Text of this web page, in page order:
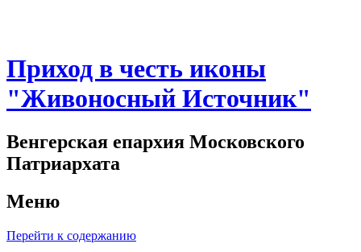
Приход в честь иконы
"Живоносный Источник"
Венгерская епархия Московского
Патриархата
Меню
Перейти к содержанию